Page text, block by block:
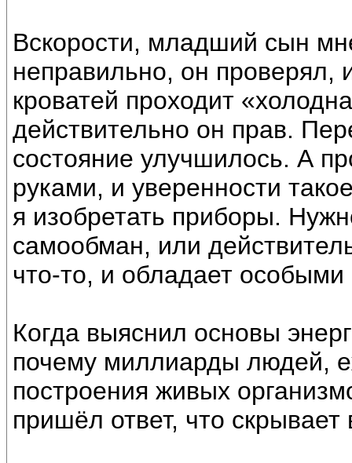
Вскорости, младший сын
неправильно, он проверял,
кроватей проходит
действительно он прав.
состояние улучшилось. А
руками, и уверенности
я изобретать приборы.
самообман, или
что-то, и обладает особыми
Когда выяснил основы
почему миллиарды людей,
построения живых
пришёл ответ, что